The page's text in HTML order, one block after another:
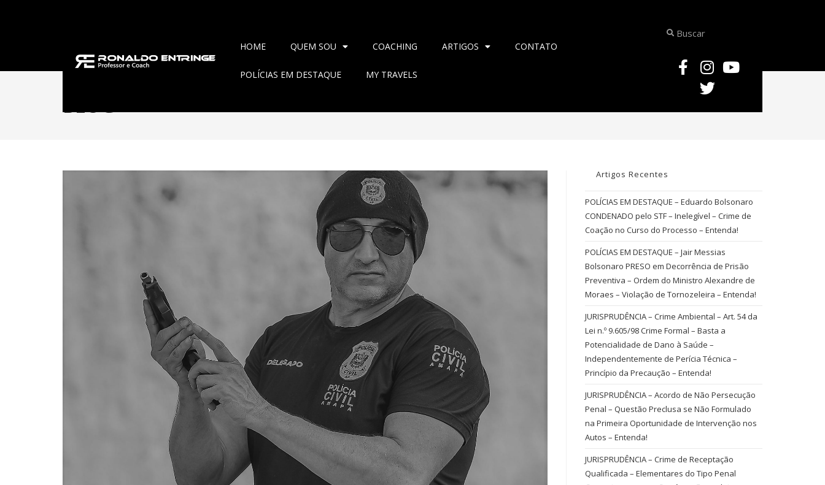
HOME QUEM SOU COACHING ARTIGOS CONTATO
POLÍCIAS EM DESTAQUE MY TRAVELS
BLOG
Artigos Recentes
POLÍCIAS EM DESTAQUE – Eduardo Bolsonaro
CONDENADO pelo STF – Inelegível – Crime de
Coação no Curso do Processo – Entenda!
POLÍCIAS EM DESTAQUE – Jair Messias
Bolsonaro PRESO em Decorrência de Prisão
Preventiva – Ordem do Ministro Alexandre de
Moraes – Violação de Tornozeleira – Entenda!
JURISPRUDÊNCIA – Crime Ambiental – Art. 54 da
Lei n.º 9.605/98 Crime Formal – Basta a
Potencialidade de Dano à Saúde –
Independentemente de Perícia Técnica –
Princípio da Precaução – Entenda!
JURISPRUDÊNCIA – Acordo de Não Persecução
Penal – Questão Preclusa se Não Formulado
na Primeira Oportunidade de Intervenção nos
Autos – Entenda!
JURISPRUDÊNCIA – Crime de Receptação
Qualificada – Elementares do Tipo Penal